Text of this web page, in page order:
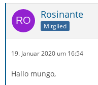
Rosinante
Mitglied
19. Januar 2020 um 16:54
Hallo mungo,